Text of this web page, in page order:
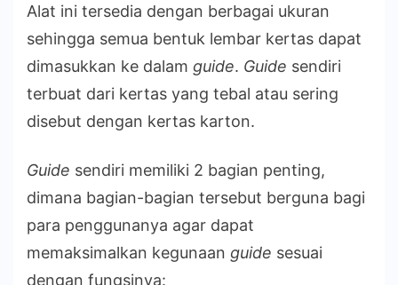
Alat ini tersedia dengan berbagai ukuran
sehingga semua bentuk lembar kertas dapat
dimasukkan ke dalam guide. Guide sendiri
terbuat dari kertas yang tebal atau sering
disebut dengan kertas karton.
Guide sendiri memiliki 2 bagian penting,
dimana bagian-bagian tersebut berguna bagi
para penggunanya agar dapat
memaksimalkan kegunaan guide sesuai
dengan fungsinya: